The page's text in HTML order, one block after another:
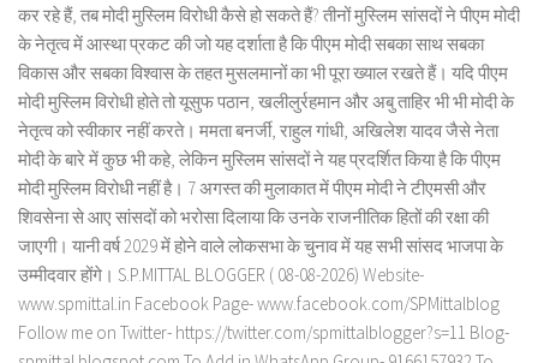
कर रहे हैं, तब मोदी मुस्लिम विरोधी कैसे हो सकते हैं? तीनों मुस्लिम सांसदों ने पीएम मोदी
के नेतृत्व में आस्था प्रकट की जो यह दर्शाता है कि पीएम मोदी सबका साथ सबका
विकास और सबका विश्वास के तहत मुसलमानों का भी पूरा ख्याल रखते हैं। यदि पीएम
मोदी मुस्लिम विरोधी होते तो यूसुफ पठान, खलीलुर्रहमान और अबु ताहिर भी भी मोदी के
नेतृत्व को स्वीकार नहीं करते। ममता बनर्जी, राहुल गांधी, अखिलेश यादव जैसे नेता
मोदी के बारे में कुछ भी कहे, लेकिन मुस्लिम सांसदों ने यह प्रदर्शित किया है कि पीएम
मोदी मुस्लिम विरोधी नहीं है। 7 अगस्त की मुलाकात में पीएम मोदी ने टीएमसी और
शिवसेना से आए सांसदों को भरोसा दिलाया कि उनके राजनीतिक हितों की रक्षा की
जाएगी। यानी वर्ष 2029 में होने वाले लोकसभा के चुनाव में यह सभी सांसद भाजपा के
उम्मीदवार होंगे। S.P.MITTAL BLOGGER ( 08-08-2026) Website-
www.spmittal.in Facebook Page- www.facebook.com/SPMittalblog
Follow me on Twitter- https://twitter.com/spmittalblogger?s=11 Blog-